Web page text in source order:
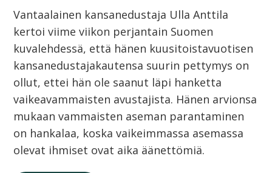
Vantaalainen kansanedustaja Ulla Anttila
kertoi viime viikon perjantain Suomen
kuvalehdessä, että hänen kuusitoistavuotisen
kansanedustajakautensa suurin pettymys on
ollut, ettei hän ole saanut läpi hanketta
vaikeavammaisten avustajista. Hänen arvionsa
mukaan vammaisten aseman parantaminen
on hankalaa, koska vaikeimmassa asemassa
olevat ihmiset ovat aika äänettömiä.